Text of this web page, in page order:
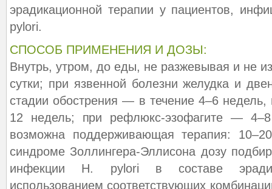
эрадикационной терапии у пациентов,
pylori.
СПОСОБ ПРИМЕНЕНИЯ И ДОЗЫ:
Внутрь, утром, до еды, не разжевывая и не
сутки; при язвенной болезни желудка и
стадии обострения — в течение 4–6
12 недель; при рефлюкс-эзофагите —
возможна поддерживающая терапия:
синдроме Золлингера-Эллисона дозу
инфекции H. pylori в составе
использованием соответствующих